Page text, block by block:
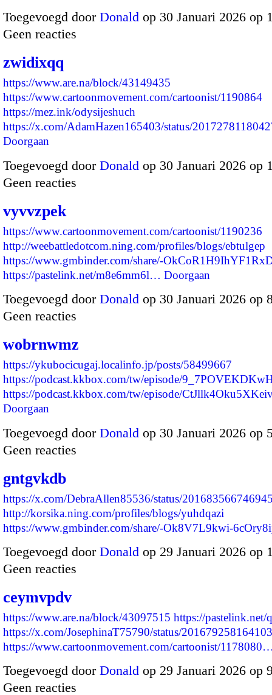
Toegevoegd door Donald op 30 Januari 2026 op
Geen reacties
zwidixqq
https://www.are.na/block/43149435
https://www.cartoonmovement.com/cartoonist/1190864
https://mez.ink/odysijeshuch
https://x.com/AdamHazen165403/status/
Doorgaan
Toegevoegd door Donald op 30 Januari 2026 op
Geen reacties
vyvvzpek
https://www.cartoonmovement.com/cartoonist/1190236
http://weebattledotcom.ning.com/profiles/blogs/ebtulgep
https://www.gmbinder.com/share/-
https://pastelink.net/m8e6mm6l… Doorgaan
Toegevoegd door Donald op 30 Januari 2026 op
Geen reacties
wobrnwmz
https://ykubocicugaj.localinfo.jp/posts/58499667
https://podcast.kkbox.com/tw/episode/
https://podcast.kkbox.com/tw/episode/
Doorgaan
Toegevoegd door Donald op 30 Januari 2026 op
Geen reacties
gntgvkdb
https://x.com/DebraAllen85536/status/
http://korsika.ning.com/profiles/blogs/yuhdqazi
https://www.gmbinder.com/share/-Ok8V7L9kwi-
Toegevoegd door Donald op 29 Januari 2026 op
Geen reacties
ceymvpdv
https://www.are.na/block/43097515 https://pastelink.net/
https://x.com/JosephinaT75790/status/
https://www.cartoonmovement.com/cartoonist/
Toegevoegd door Donald op 29 Januari 2026 op
Geen reacties